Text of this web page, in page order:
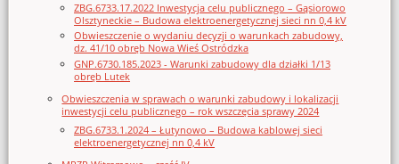
ZBG.6733.17.2022 Inwestycja celu publicznego – Gąsiorowo
Olsztyneckie – Budowa elektroenergetycznej sieci nn 0,4 kV
Obwieszczenie o wydaniu decyzji o warunkach zabudowy,
dz. 41/10 obręb Nowa Wieś Ostródzka
GNP.6730.185.2023 - Warunki zabudowy dla działki 1/13
obręb Lutek
Obwieszczenia w sprawach o warunki zabudowy i lokalizacji
inwestycji celu publicznego – rok wszczęcia sprawy 2024
ZBG.6733.1.2024 – Łutynowo – Budowa kablowej sieci
elektroenergetycznej nn 0,4 kV